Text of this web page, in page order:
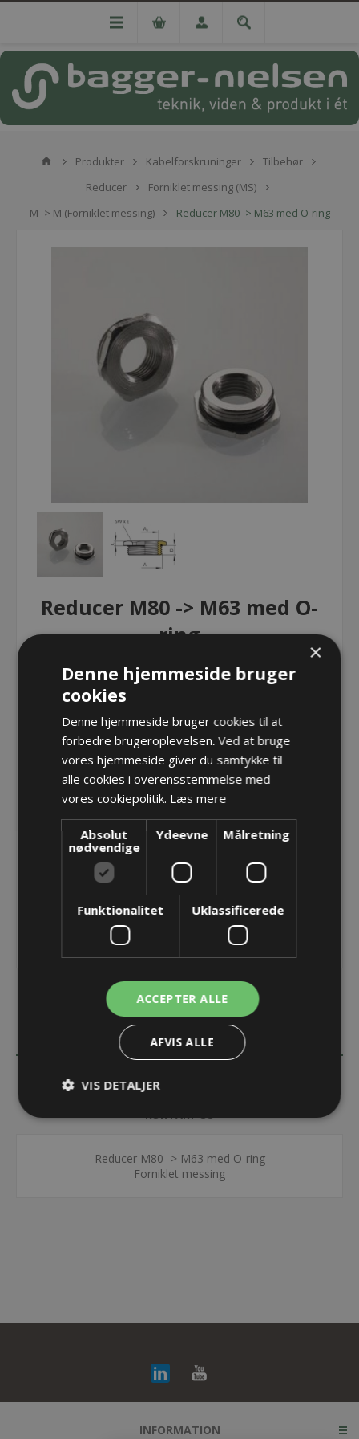
Produkter Kabelforskruninger
Tilbehør
Reducer
Forniklet messing (MS)
M -> M (Forniklet messing)
Reducer M80 -> M63 med O-ring
Reducer M80 -> M63 med O-
ring
Reducer M80 -> M63 med O-ring
Reducer M80 -> M63 med O-ring
Varenr.: PF 80.280/263
Producent: Pflitsch GmbH & Co. KG
Opret konto for at se priser
BESKRIVELSE
KONTAKT OS
Reducer M80 -> M63 med O-ring
Forniklet messing
INFORMATION
×
Denne hjemmeside bruger
cookies
Denne hjemmeside bruger cookies til at
forbedre brugeroplevelsen. Ved at bruge
vores hjemmeside giver du samtykke til
alle cookies i overensstemmelse med
vores cookiepolitik. Læs mere
Absolut
nødvendige
Ydeevne Målretning
Funktionalitet Uklassificerede
ACCEPTER ALLE
AFVIS ALLE
VIS DETALJER